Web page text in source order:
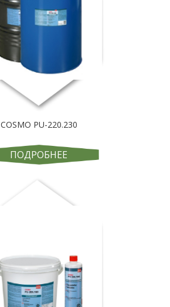
COSMO PU-220.230
ПОДРОБНЕЕ